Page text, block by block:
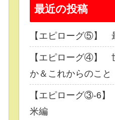
最近の投稿
【エピローグ⑤】
【エピローグ④】
か＆これからのこと
【エピローグ③-6
米編